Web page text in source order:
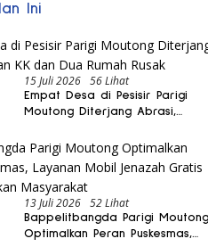
Ini
15 Juli 2026 56 Lihat
Empat Desa di Pesisir Parigi
Moutong Diterjang Abrasi,
Rusak
13 Juli 2026 52 Lihat
Bappelitbangda Parigi Moutong
Optimalkan Peran Puskesmas,